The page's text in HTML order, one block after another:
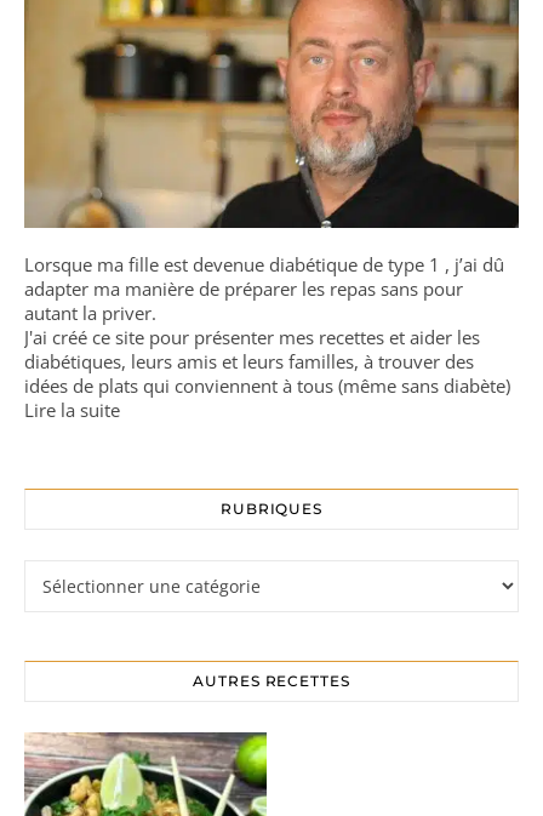
Lorsque ma fille est devenue diabétique de type 1 , j’ai dû
adapter ma manière de préparer les repas sans pour
autant la priver.
J'ai créé ce site pour présenter mes recettes et aider les
diabétiques, leurs amis et leurs familles, à trouver des
idées de plats qui conviennent à tous (même sans diabète)
Lire la suite
RUBRIQUES
AUTRES RECETTES